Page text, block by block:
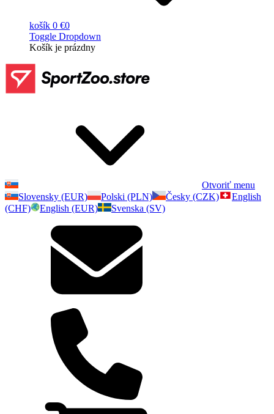
košík 0 €0
Toggle Dropdown
Košík je prázdny
Otvoriť menu
Slovensky (EUR)
Polski (PLN) Česky (CZK)
English
(CHF)
English (EUR) Svenska (SV)